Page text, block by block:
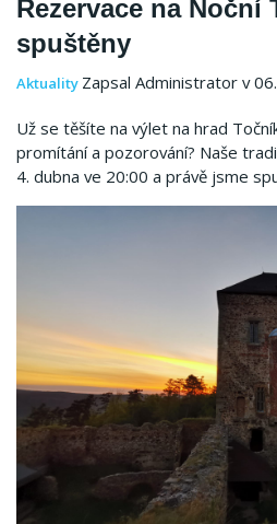
Rezervace na Noční
spuštěny
Aktuality Zapsal Administrator v
Už se těšíte na výlet na hrad
promítání a pozorování? Naše
4. dubna ve 20:00 a právě jsme